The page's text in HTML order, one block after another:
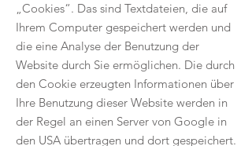
„Cookies“. Das sind Textdateien, die auf
Ihrem Computer gespeichert werden und
die eine Analyse der Benutzung der
Website durch Sie ermöglichen. Die durch
den Cookie erzeugten Informationen über
Ihre Benutzung dieser Website werden in
der Regel an einen Server von Google in
den USA übertragen und dort gespeichert.